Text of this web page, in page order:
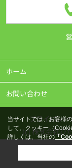
ホーム
お問い合わせ
プライバシ
(c) 株式会社ひ
当サイトでは、お客様
して、クッキー（
詳しくは、当社の「